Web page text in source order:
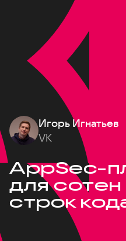
Игорь Игнатьев
VK
AppSec-
для
строк